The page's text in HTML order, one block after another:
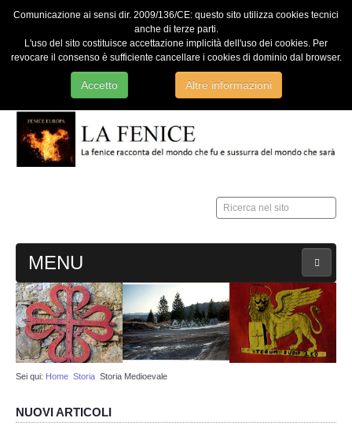
Comunicazione ai sensi dir. 2009/136/CE: questo sito utilizza cookies tecnici
anche di terze parti.
L'uso del sito costituisce accettazione implicità dell'uso dei cookies. Per
revocare il consenso è sufficiente cancellare i cookies di dominio dal browser.
Accetto Altre informazioni
Ricerca
nel
MENU
HOME
Contatti
Web Admin
Redazione
Sei qui: Home Storia Storia Medioevale
NUOVI ARTICOLI